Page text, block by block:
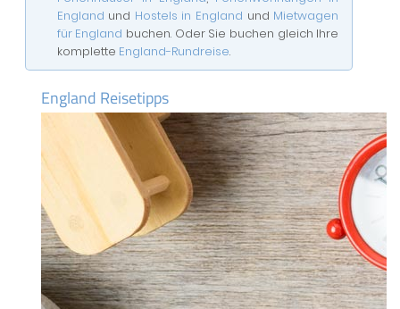
England und Hostels in England und Mietwagen
für England buchen. Oder Sie buchen gleich Ihre
komplette England-Rundreise.
England Reisetipps